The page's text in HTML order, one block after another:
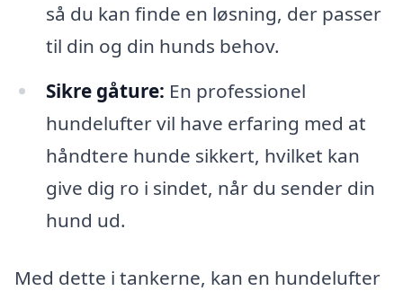
så du kan finde en løsning, der passer
til din og din hunds behov.
Sikre gåture: En professionel
hundelufter vil have erfaring med at
håndtere hunde sikkert, hvilket kan
give dig ro i sindet, når du sender din
hund ud.
Med dette i tankerne, kan en hundelufter